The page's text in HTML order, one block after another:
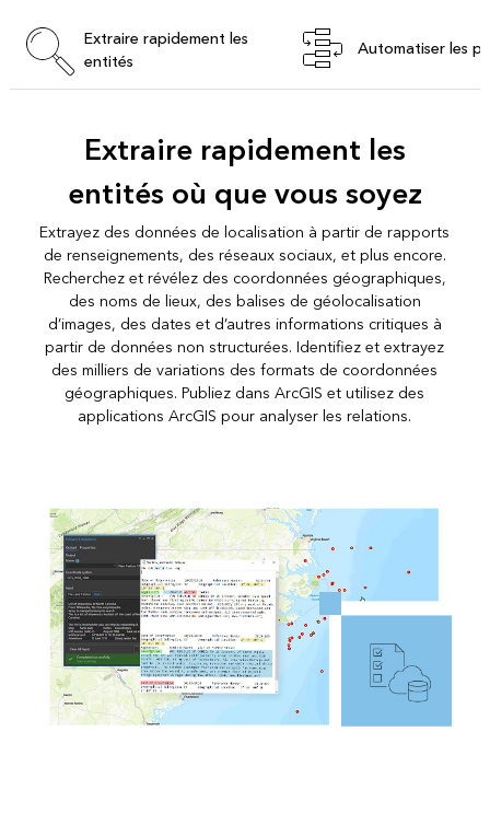
Extraire rapidement les
entités
Automatiser les
Extraire rapidement les
entités où que vous soyez
Extrayez des données de localisation à partir de rapports
de renseignements, des réseaux sociaux, et plus encore.
Recherchez et révélez des coordonnées géographiques,
des noms de lieux, des balises de géolocalisation
d’images, des dates et d’autres informations critiques à
partir de données non structurées. Identifiez et extrayez
des milliers de variations des formats de coordonnées
géographiques. Publiez dans ArcGIS et utilisez des
applications ArcGIS pour analyser les relations.